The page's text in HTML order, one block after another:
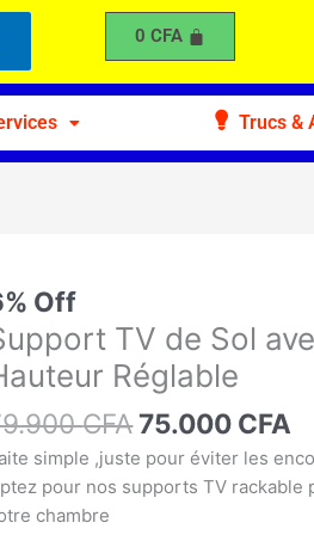
0 CFA
Trucs &
Off
TV de Sol
Réglable
CFA
prix
initial
était :
79.900 CFA.
75.000 CFA
simple ,juste pour éviter les
pour nos supports TV rackable
chambre
avec
Hauteur